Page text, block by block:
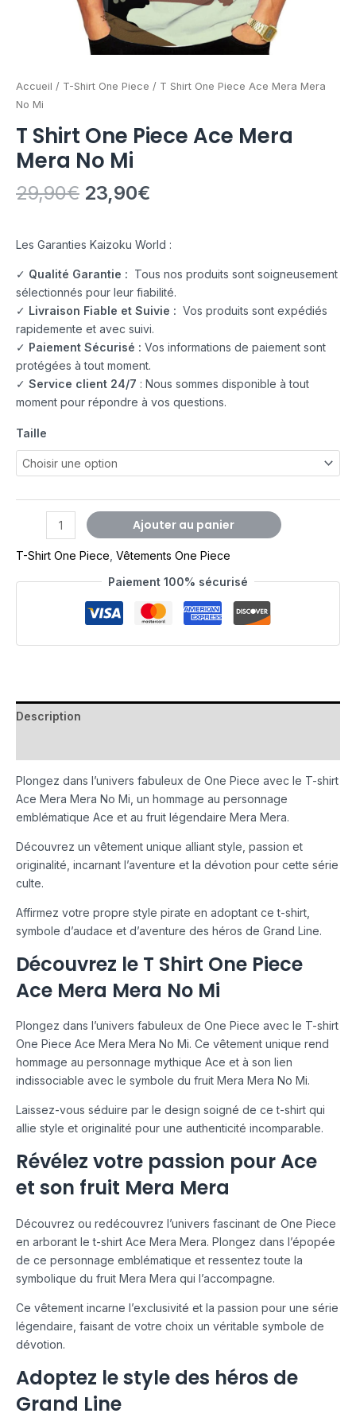
Accueil / T-Shirt One Piece / T Shirt One Piece Ace Mera Mera
No Mi
T Shirt One Piece Ace Mera
Mera No Mi
29,90€ 23,90€
Les Garanties Kaizoku World :
✓ Qualité Garantie : Tous nos produits sont soigneusement
sélectionnés pour leur fiabilité.
✓ Livraison Fiable et Suivie : Vos produits sont expédiés
rapidemente et avec suivi.
✓ Paiement Sécurisé : Vos informations de paiement sont
protégées à tout moment.
✓ Service client 24/7 : Nous sommes disponible à tout
moment pour répondre à vos questions.
Taille
Ajouter au panier
T-Shirt One Piece Vêtements One Piece
Paiement 100% sécurisé
Description
Plongez dans l’univers fabuleux de One Piece avec le T-shirt
Ace Mera Mera No Mi, un hommage au personnage
emblématique Ace et au fruit légendaire Mera Mera.
Découvrez un vêtement unique alliant style, passion et
originalité, incarnant l’aventure et la dévotion pour cette série
culte.
Affirmez votre propre style pirate en adoptant ce t-shirt,
symbole d’audace et d’aventure des héros de Grand Line.
Découvrez le T Shirt One Piece
Ace Mera Mera No Mi
Plongez dans l’univers fabuleux de One Piece avec le T-shirt
One Piece Ace Mera Mera No Mi. Ce vêtement unique rend
hommage au personnage mythique Ace et à son lien
indissociable avec le symbole du fruit Mera Mera No Mi.
Laissez-vous séduire par le design soigné de ce t-shirt qui
allie style et originalité pour une authenticité incomparable.
Révélez votre passion pour Ace
et son fruit Mera Mera
Découvrez ou redécouvrez l’univers fascinant de One Piece
en arborant le t-shirt Ace Mera Mera. Plongez dans l’épopée
de ce personnage emblématique et ressentez toute la
symbolique du fruit Mera Mera qui l’accompagne.
Ce vêtement incarne l’exclusivité et la passion pour une série
légendaire, faisant de votre choix un véritable symbole de
dévotion.
Adoptez le style des héros de
Grand Line